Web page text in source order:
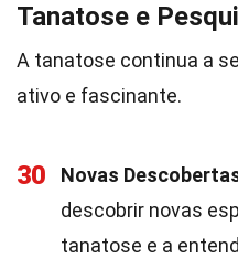
Tanatose e
A tanatose continua a
ativo e fascinante.
30 Novas
descobrir novas
tanatose e a